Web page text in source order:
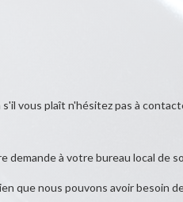
s'il vous plaît n'hésitez pas à
demande à votre bureau local de
que nous pouvons avoir besoin